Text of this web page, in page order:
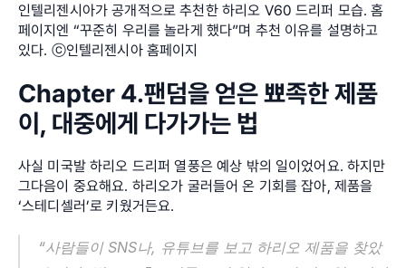
인텔리젠시아가 공개적으로 추천한 하리오 V60 드리퍼 모습. 홈
페이지엔 “꾸준히 우리를 놀라게 했다”며 추천 이유를 설명하고
있다. ⓒ인텔리젠시아 홈페이지
Chapter 4.팬덤을 얻은 뾰족한 제품
이, 대중에게 다가가는 법
사실 미국발 하리오 드리퍼 열풍은 예상 밖의 일이었어요. 하지만
그다음이 중요해요. 하리오가 굴러들어 온 기회를 잡아, 제품을
‘스테디셀러’로 키웠거든요.
“사람들이 SNS나, 유튜브를 보고 하리오 제품을 찾았